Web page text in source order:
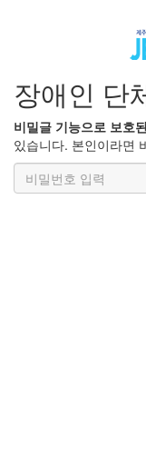
장애인 단
비밀글 기능으로 보호
있습니다. 본인이라면